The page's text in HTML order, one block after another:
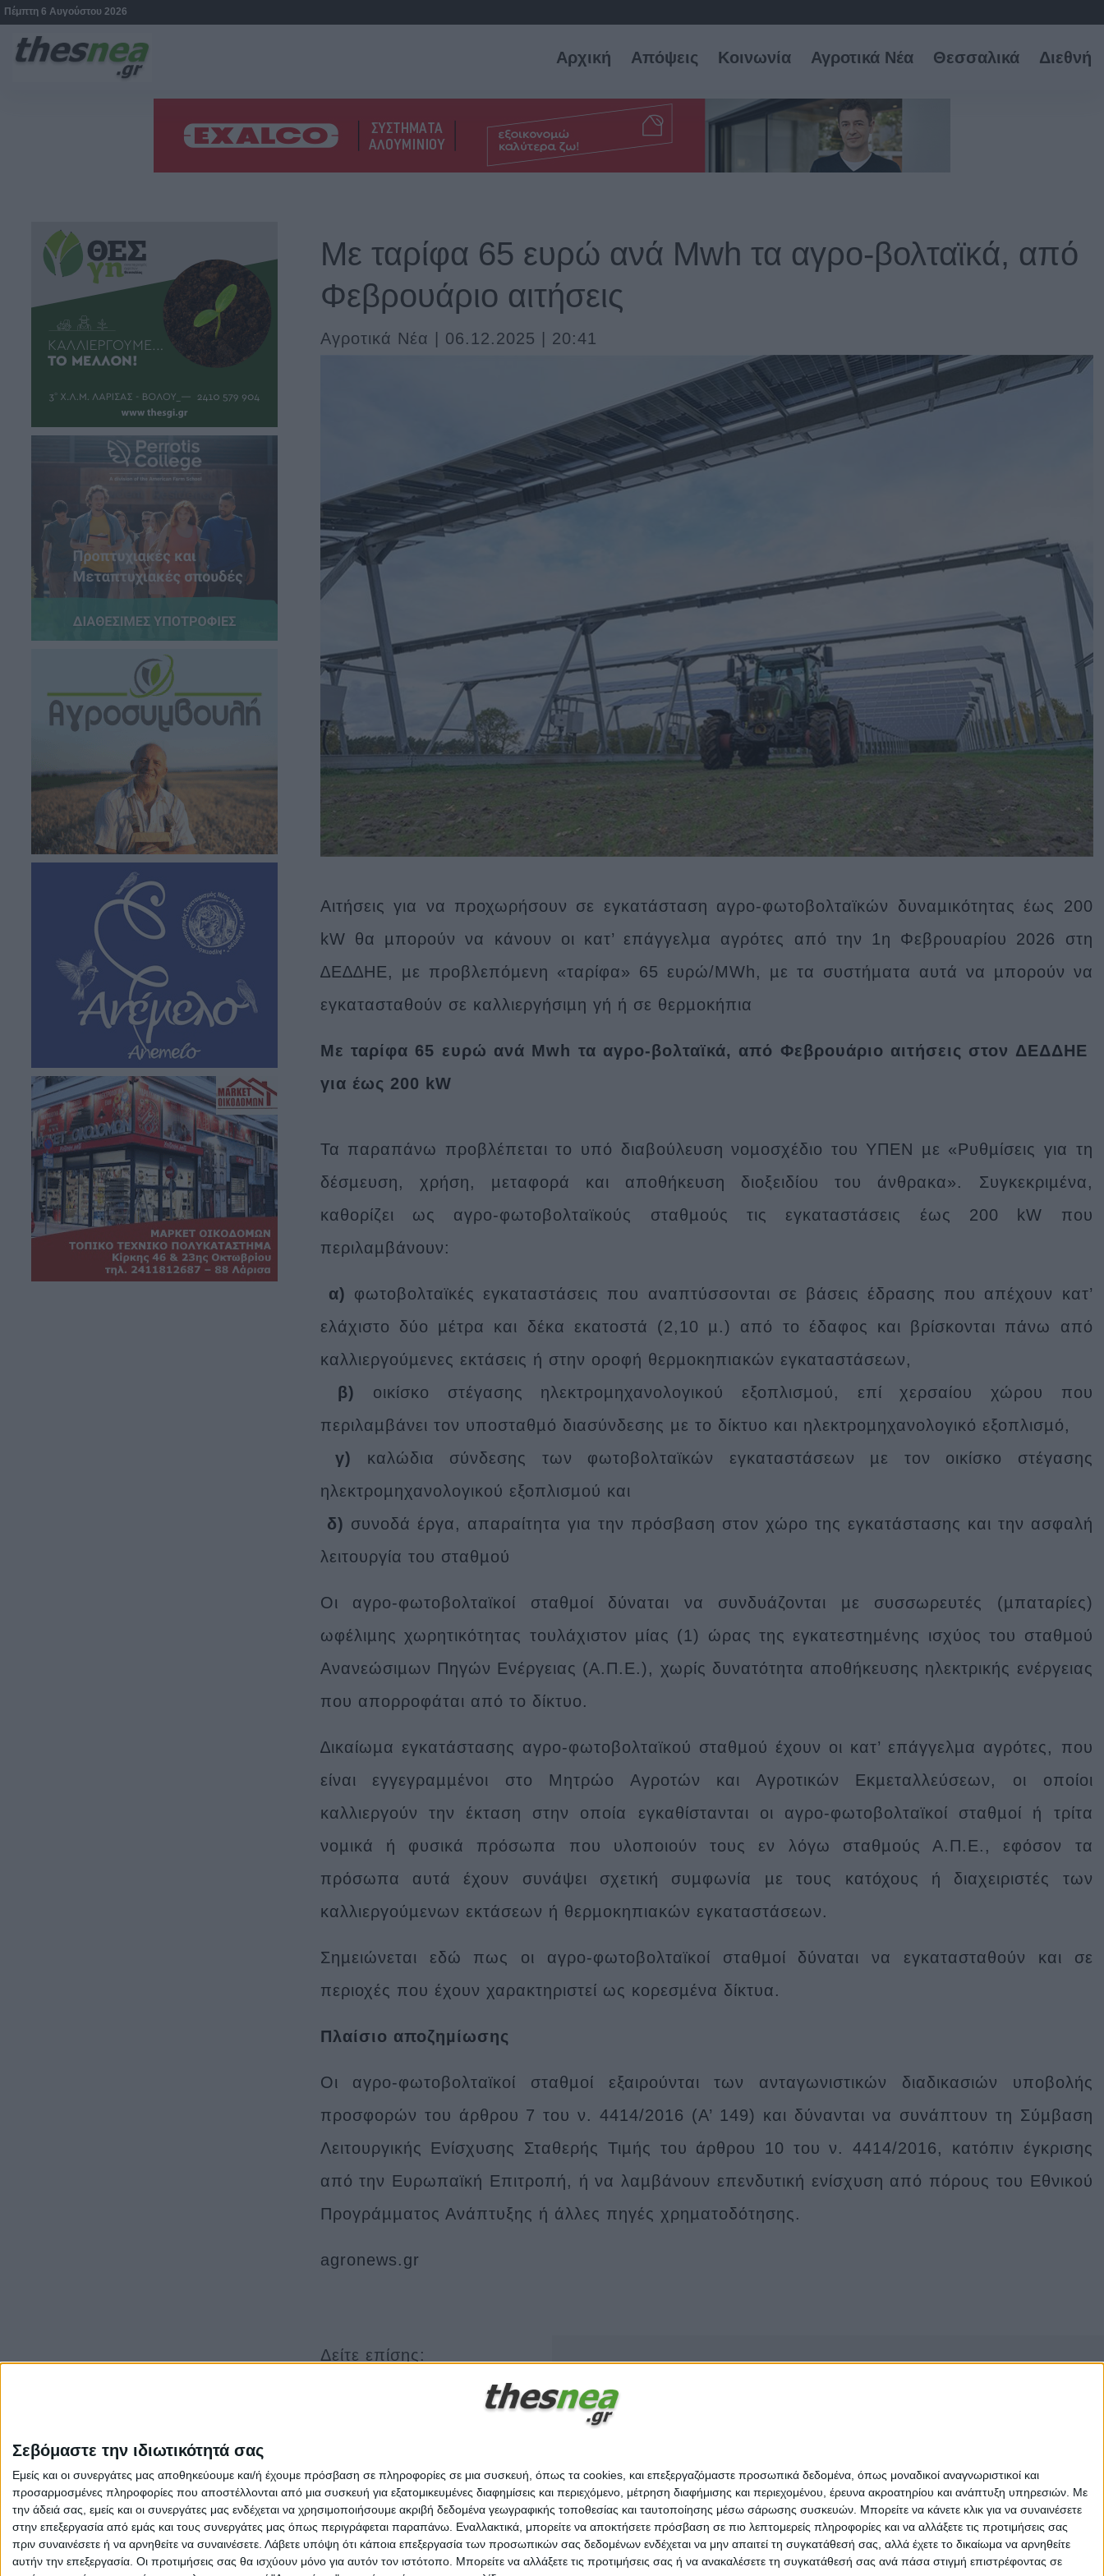
Αυτή η ιστοσελίδα χρησιμοποιεί cookies
Αυτός ο ιστότοπος χρησιμοποιεί cookies και άλλες τεχνολογίες
ακόλουθους σκοπούς:
για να ενεργοποιήσετε τη βασική λειτουργικότητα
του ιστότοπου,για να παρέχετε καλύτερη εμπειρία στον ιστότοπο,για να
μετρήσετε το ενδιαφέρον σας για τα προϊόντα και τις υπηρεσίες μας και
να εξατομικεύσετε τις αλληλεπιδράσεις μάρκετινγκ,για να προβάλλετε
διαφημίσεις που είναι πιο σχετικές με εσάς.
Σεβόμαστε την ιδιωτικότητά σας
Εμείς και οι συνεργάτες μας αποθηκεύουμε και/ή έχουμε πρόσβαση σε πληροφορίες σε μια συσκευή, όπως τα cookies, και επεξεργαζόμαστε προσωπικά δεδομένα, όπως μοναδικοί αναγνωριστικοί και
προσαρμοσμένες πληροφορίες που αποστέλλονται από μια συσκευή για εξατομικευμένες διαφημίσεις και περιεχόμενο, μέτρηση διαφήμισης και περιεχομένου, έρευνα ακροατηρίου και ανάπτυξη υπηρεσιών. Με
την άδειά σας, εμείς και οι συνεργάτες μας ενδέχεται να χρησιμοποιήσουμε ακριβή δεδομένα γεωγραφικής τοποθεσίας και ταυτοποίησης μέσω σάρωσης συσκευών. Μπορείτε να κάνετε κλικ για να συναινέσετε
στην επεξεργασία από εμάς και τους συνεργάτες μας όπως περιγράφεται παραπάνω. Εναλλακτικά, μπορείτε να αποκτήσετε πρόσβαση σε πιο λεπτομερείς πληροφορίες και να αλλάξετε τις προτιμήσεις σας
πριν συναινέσετε ή να αρνηθείτε να συναινέσετε. Λάβετε υπόψη ότι κάποια επεξεργασία των προσωπικών σας δεδομένων ενδέχεται να μην απαιτεί τη συγκατάθεσή σας, αλλά έχετε το δικαίωμα να αρνηθείτε
αυτήν την επεξεργασία. Οι προτιμήσεις σας θα ισχύουν μόνο για αυτόν τον ιστότοπο. Μπορείτε να αλλάξετε τις προτιμήσεις σας ή να ανακαλέσετε τη συγκατάθεσή σας ανά πάσα στιγμή επιστρέφοντας σε
Πέμπτη 6 Αυγούστου 2026
Αρχική Απόψεις Κοινωνία Αγροτικά Νέα Θεσσαλικά Διεθνή
Με ταρίφα 65 ευρώ ανά Mwh τα αγρο-βολταϊκά, από
Φεβρουάριο αιτήσεις
Αγροτικά Νέα | 06.12.2025 | 20:41
Αιτήσεις για να προχωρήσουν σε εγκατάσταση αγρο-φωτοβολταϊκών δυναµικότητας έως 200
kW θα µπορούν να κάνουν οι κατ’ επάγγελµα αγρότες από την 1η Φεβρουαρίου 2026 στη
∆Ε∆∆ΗΕ, µε προβλεπόµενη «ταρίφα» 65 ευρώ/MWh, µε τα συστήµατα αυτά να µπορούν να
εγκατασταθούν σε καλλιεργήσιµη γή ή σε θερµοκήπια
Με ταρίφα 65 ευρώ ανά Mwh τα αγρο-βολταϊκά, από Φεβρουάριο αιτήσεις στον ΔΕΔΔΗΕ
για έως 200 kW
Τα παραπάνω προβλέπεται το υπό διαβούλευση νοµοσχέδιο του ΥΠΕΝ µε «Ρυθµίσεις για τη
δέσµευση, χρήση, µεταφορά και αποθήκευση διοξειδίου του άνθρακα». Συγκεκριµένα,
καθορίζει ως αγρο-φωτοβολταϊκούς σταθµούς τις εγκαταστάσεις έως 200 kW που
περιλαµβάνουν:
α) φωτοβολταϊκές εγκαταστάσεις που αναπτύσσονται σε βάσεις έδρασης που απέχουν κατ’
ελάχιστο δύο µέτρα και δέκα εκατοστά (2,10 µ.) από το έδαφος και βρίσκονται πάνω από
καλλιεργούµενες εκτάσεις ή στην οροφή θερµοκηπιακών εγκαταστάσεων,
β)
οικίσκο στέγασης ηλεκτροµηχανολογικού εξοπλισµού, επί χερσαίου χώρου που
περιλαµβάνει τον υποσταθµό διασύνδεσης µε το δίκτυο και ηλεκτροµηχανολογικό εξοπλισµό,
γ) καλώδια σύνδεσης των φωτοβολταϊκών εγκαταστάσεων µε τον οικίσκο στέγασης
ηλεκτροµηχανολογικού εξοπλισµού και
δ) συνοδά έργα, απαραίτητα για την πρόσβαση στον χώρο της εγκατάστασης και την ασφαλή
λειτουργία του σταθµού
Οι αγρο-φωτοβολταϊκοί σταθµοί δύναται να συνδυάζονται µε συσσωρευτές (µπαταρίες)
ωφέλιµης χωρητικότητας τουλάχιστον µίας (1) ώρας της εγκατεστηµένης ισχύος του σταθµού
Ανανεώσιµων Πηγών Ενέργειας (Α.Π.Ε.), χωρίς δυνατότητα αποθήκευσης ηλεκτρικής ενέργειας
που απορροφάται από το δίκτυο.
∆ικαίωµα εγκατάστασης αγρο-φωτοβολταϊκού σταθµού έχουν οι κατ’ επάγγελµα αγρότες, που
είναι εγγεγραµµένοι στο Μητρώο Αγροτών και Αγροτικών Εκµεταλλεύσεων, οι οποίοι
καλλιεργούν την έκταση στην οποία εγκαθίστανται οι αγρο-φωτοβολταϊκοί σταθµοί ή τρίτα
νοµικά ή φυσικά πρόσωπα που υλοποιούν τους εν λόγω σταθµούς Α.Π.Ε., εφόσον τα
πρόσωπα αυτά έχουν συνάψει σχετική συµφωνία µε τους κατόχους ή διαχειριστές των
καλλιεργούµενων εκτάσεων ή θερµοκηπιακών εγκαταστάσεων.
Σηµειώνεται εδώ πως οι αγρο-φωτοβολταϊκοί σταθµοί δύναται να εγκατασταθούν και σε
περιοχές που έχουν χαρακτηριστεί ως κορεσµένα δίκτυα.
Πλαίσιο αποζηµίωσης
Οι αγρο-φωτοβολταϊκοί σταθµοί εξαιρούνται των ανταγωνιστικών διαδικασιών υποβολής
προσφορών του άρθρου 7 του ν. 4414/2016 (Α’ 149) και δύνανται να συνάπτουν τη Σύµβαση
Λειτουργικής Ενίσχυσης Σταθερής Τιµής του άρθρου 10 του ν. 4414/2016, κατόπιν έγκρισης
από την Ευρωπαϊκή Επιτροπή, ή να λαµβάνουν επενδυτική ενίσχυση από πόρους του Εθνικού
Προγράµµατος Ανάπτυξης ή άλλες πηγές χρηµατοδότησης.
agronews.gr
Δείτε επίσης:
Δημοσιεύθηκε η εγκύκλιος για το ΟΣΔΕ 2026 – Τι λέει για monitoring, κυρώσεις και ψηφιοποίηση αγροτεμαχίων
Σε λειτουργία η νέα Ενιαία Αίτηση Ενίσχυσης (ΟΣΔΕ), τι λέει η ανακοίνωση της ΑΑΔΕ
-Εγκρίθηκε πληρωμή 14,4 εκατ. για Συμβούλους και 33,8 εκατ. ευρώ για Leader